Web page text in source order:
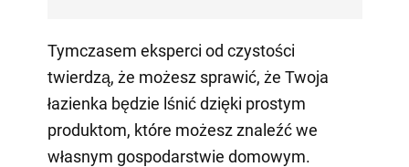
Tymczasem eksperci od czystości
twierdzą, że możesz sprawić, że Twoja
łazienka będzie lśnić dzięki prostym
produktom, które możesz znaleźć we
własnym gospodarstwie domowym.